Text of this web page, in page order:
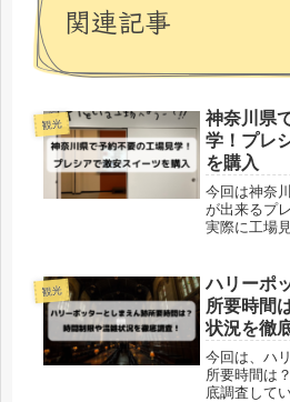
関連記事
観光
神奈川県
学！プレ
を購入
今回は神奈
が出来るプ
実際に工場
ー・天気に
ないかなー
販...
観光
ハリーポ
所要時間
状況を徹
今回は、ハ
所要時間は
底調査して